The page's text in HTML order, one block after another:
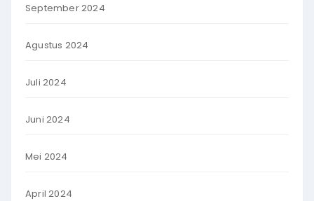
September 2024
Agustus 2024
Juli 2024
Juni 2024
Mei 2024
April 2024